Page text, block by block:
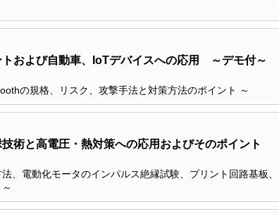
トおよび自動車、IoTデバイスへの応用 ～デモ付～
の規格、リスク、攻撃手法と対策方法のポイント ～
術と高電圧・熱対策への応用およびそのポイント
、電動化モータのインパルス絶縁試験、プリント回路基板、